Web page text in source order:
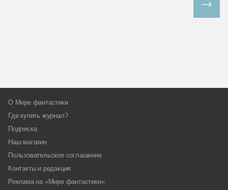
О Мире фантастики
Где купить журнал?
Подписка
Наш магазин
Пользовательское соглашение
Контакты и редакция
Реклама на «Мире фантастики»